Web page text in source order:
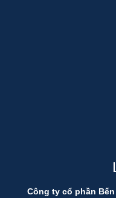
Công ty cổ phần